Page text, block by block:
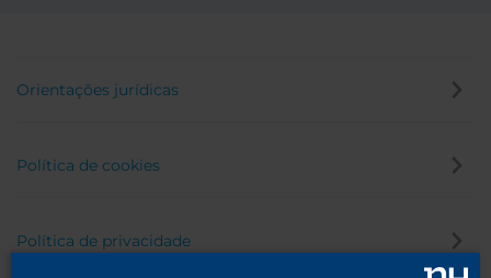
Orientações jurídicas
Política de cookies
Política de privacidade